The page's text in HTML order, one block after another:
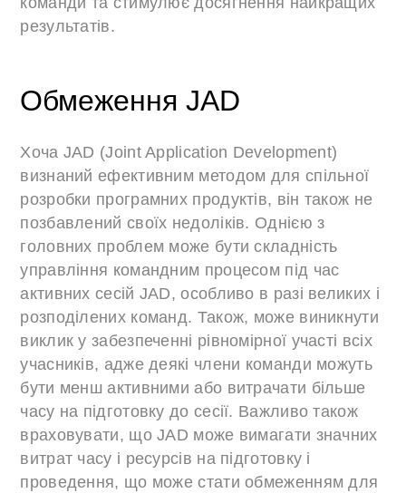
результатів.
Обмеження JAD
Хоча JAD (Joint Application Development)
визнаний ефективним методом для спільної
розробки програмних продуктів, він також не
позбавлений своїх недоліків. Однією з
головних проблем може бути складність
управління командним процесом під час
активних сесій JAD, особливо в разі великих і
розподілених команд. Також, може виникнути
виклик у забезпеченні рівномірної участі всіх
учасників, адже деякі члени команди можуть
бути менш активними або витрачати більше
часу на підготовку до сесії. Важливо також
враховувати, що JAD може вимагати значних
витрат часу і ресурсів на підготовку і
проведення, що може стати обмеженням для